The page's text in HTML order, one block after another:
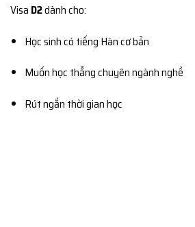
Visa D2dành cho:
Học sinh có tiếng Hàn cơ bản
Muốn học thẳng chuyên ngành nghề
Rút ngắn thời gian học